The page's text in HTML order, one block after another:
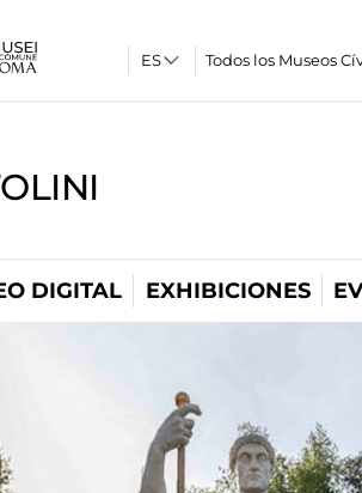
Todos los Museos
DIGITAL EXHIBICIONES